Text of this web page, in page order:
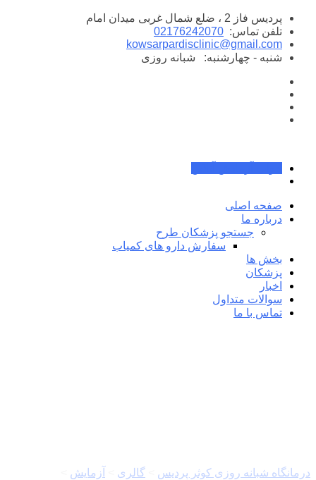
پرش
محتوا
پردیس فاز 2 ، ضلع شمال غربی میدان امام
تلفن تماس: 02176242070
kowsarpardisclinic@gmail.com
شنبه - چهارشنبه:
شبانه روزی
صفحه اصلی
درباره ما
جستجو پزشکان طرح
سفارش دارو های کمیاب
بخش ها
پزشکان
اخبار
سوالات متداول
تماس با ما
درمانگاه شبانه روزی کوثر پردیس گالری آزمایش